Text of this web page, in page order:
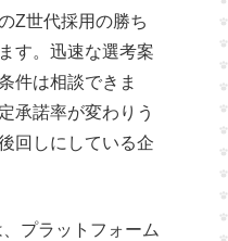
Z世代採用の勝ち
す。迅速な選考案
件は相談できま
承諾率が変わりう
回しにしている企
プラットフォーム